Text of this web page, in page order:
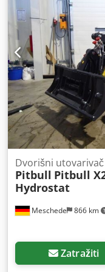
iznos najma se
kontakt: Lokacija:
prikolicu ili kamion
mjesta pomoću naše
pitanja slobodno nas
za palete 3. ventil, 4.
Kompaktni utovarivač
cilindrični CRT
halogene rasvjete
dio LED traka na
s rasvjetom 1x DW,
električno
Mehanički prekidač
funkcija pomicanje u
Kombinirana
priključak za
Meschede 866 km
Dvorišni utovarivač
Pitbull Pitbull
Hydrostat
Zatražiti